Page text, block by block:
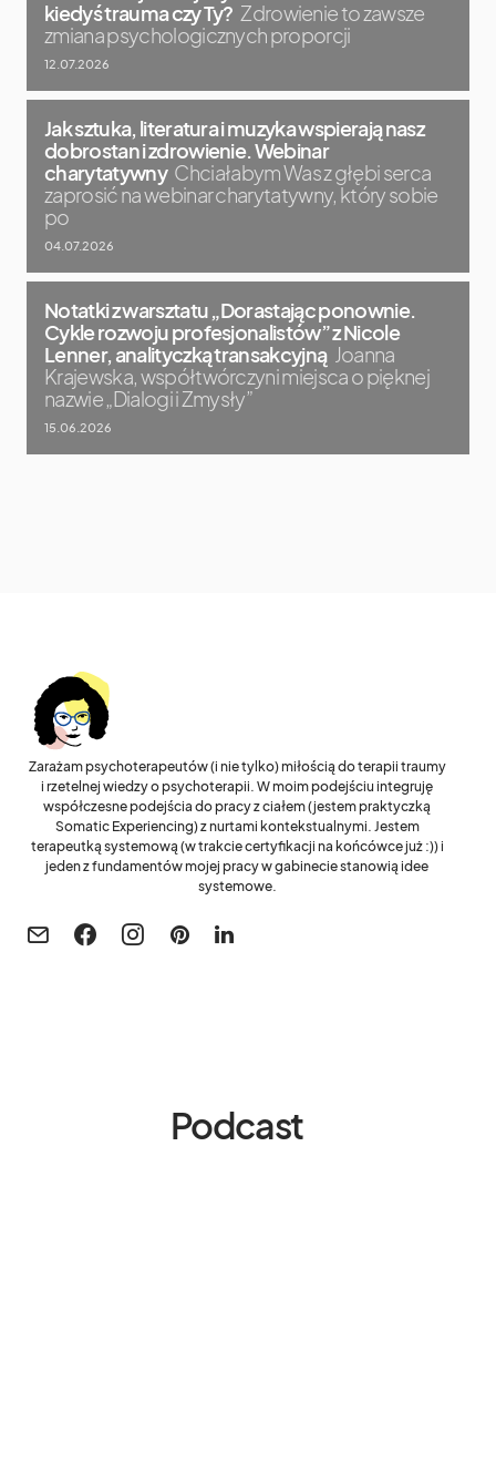
kiedyś trauma czy Ty? Zdrowienie to zawsze
zmiana psychologicznych proporcji
12.07.2026
Jak sztuka, literatura i muzyka wspierają nasz
dobrostan i zdrowienie. Webinar
charytatywny Chciałabym Was z głębi serca
zaprosić na webinar charytatywny, który sobie
po
04.07.2026
Notatki z warsztatu „Dorastając ponownie.
Cykle rozwoju profesjonalistów” z Nicole
Lenner, analityczką transakcyjną Joanna
Krajewska, współtwórczyni miejsca o pięknej
nazwie „Dialogi i Zmysły”
15.06.2026
Zarażam psychoterapeutów (i nie tylko) miłością do terapii traumy
i rzetelnej wiedzy o psychoterapii. W moim podejściu integruję
współczesne podejścia do pracy z ciałem (jestem praktyczką
Somatic Experiencing) z nurtami kontekstualnymi. Jestem
terapeutką systemową (w trakcie certyfikacji na końcówce już :)) i
jeden z fundamentów mojej pracy w gabinecie stanowią idee
systemowe.
Podcast